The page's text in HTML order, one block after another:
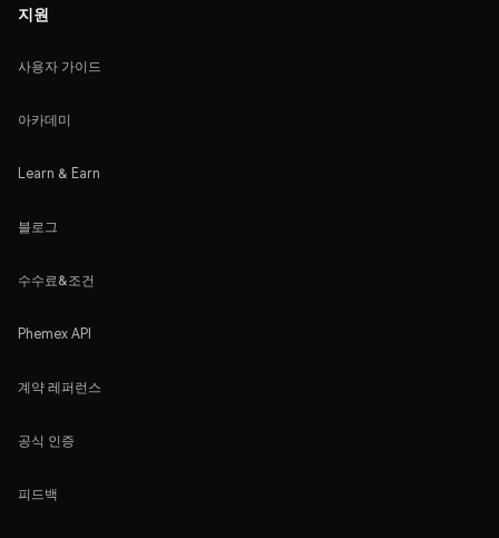
지원
사용자 가이드
아카데미
Learn & Earn
블로그
수수료&조건
Phemex API
계약 레퍼런스
공식 인증
피드백